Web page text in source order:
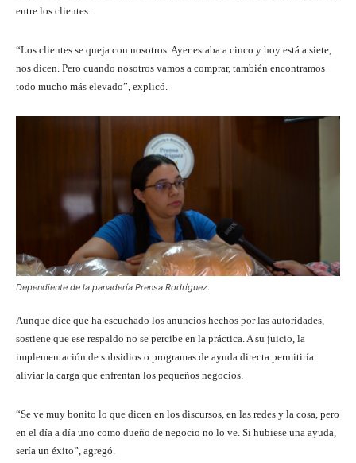
entre los clientes.
“Los clientes se queja con nosotros. Ayer estaba a cinco y hoy está a siete,
nos dicen. Pero cuando nosotros vamos a comprar, también encontramos
todo mucho más elevado”, explicó.
Dependiente de la panadería Prensa Rodríguez.
Aunque dice que ha escuchado los anuncios hechos por las autoridades,
sostiene que ese respaldo no se percibe en la práctica. A su juicio, la
implementación de subsidios o programas de ayuda directa permitiría
aliviar la carga que enfrentan los pequeños negocios.
“Se ve muy bonito lo que dicen en los discursos, en las redes y la cosa, pero
en el día a día uno como dueño de negocio no lo ve. Si hubiese una ayuda,
sería un éxito”, agregó.